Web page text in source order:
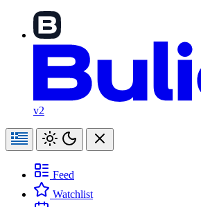
v2
Feed
Watchlist